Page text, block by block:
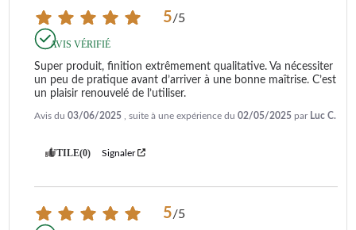
5/5
AVIS VÉRIFIÉ
Super produit, finition extrêmement qualitative. Va nécessiter
un peu de pratique avant d’arriver à une bonne maîtrise. C’est
un plaisir renouvelé de l’utiliser.
Avis du 03/06/2025 , suite à une expérience du 02/05/2025 par Luc C.
UTILE(0) Signaler
5/5